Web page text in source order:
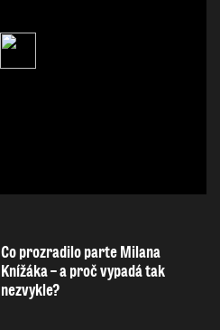
Co prozradilo parte Milana
Knížáka – a proč vypadá tak
nezvykle?